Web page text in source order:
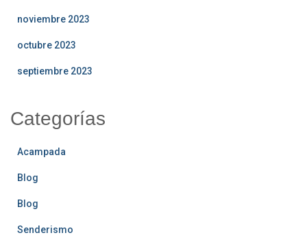
noviembre 2023
octubre 2023
septiembre 2023
Categorías
Acampada
Blog
Blog
Senderismo